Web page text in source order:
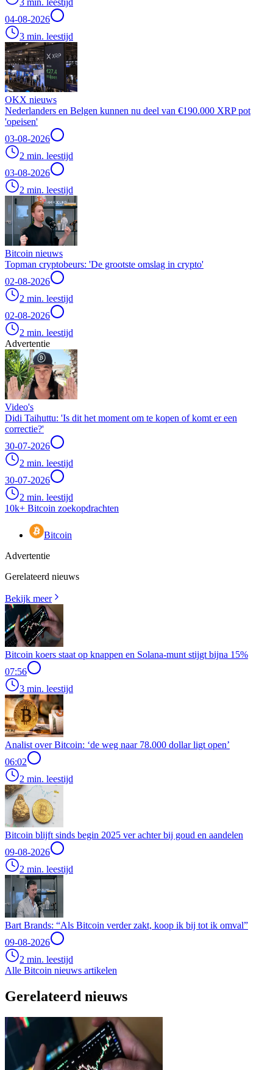
3 min. leestijd
04-08-2026
3 min. leestijd
OKX nieuws
Nederlanders en Belgen kunnen nu deel van €190.000 XRP pot
'opeisen'
03-08-2026
2 min. leestijd
03-08-2026
2 min. leestijd
Bitcoin nieuws
Topman cryptobeurs: 'De grootste omslag in crypto'
02-08-2026
2 min. leestijd
02-08-2026
2 min. leestijd
Advertentie
Video's
Didi Taihuttu: 'Is dit het moment om te kopen of komt er een
correctie?'
30-07-2026
2 min. leestijd
30-07-2026
2 min. leestijd
10k+ Bitcoin zoekopdrachten
Bitcoin
Advertentie
Gerelateerd nieuws
Bekijk meer
Bitcoin koers staat op knappen en Solana-munt stijgt bijna 15%
07:56
3 min. leestijd
Analist over Bitcoin: ‘de weg naar 78.000 dollar ligt open’
06:02
2 min. leestijd
Bitcoin blijft sinds begin 2025 ver achter bij goud en aandelen
09-08-2026
2 min. leestijd
Bart Brands: “Als Bitcoin verder zakt, koop ik bij tot ik omval”
09-08-2026
2 min. leestijd
Alle Bitcoin nieuws artikelen
Gerelateerd nieuws